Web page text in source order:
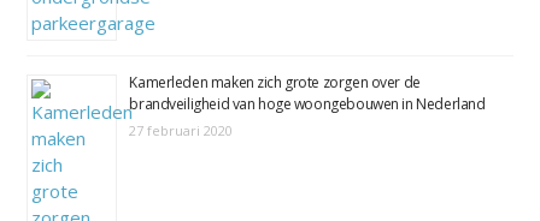
Kamerleden maken zich grote zorgen over de
brandveiligheid van hoge woongebouwen in Nederland
27 februari 2020